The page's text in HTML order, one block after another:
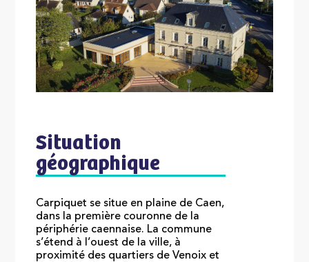
Situation
géographique
Carpiquet se situe en plaine de Caen,
dans la première couronne de la
périphérie caennaise. La commune
s’étend à l’ouest de la ville, à
proximité des quartiers de Venoix et